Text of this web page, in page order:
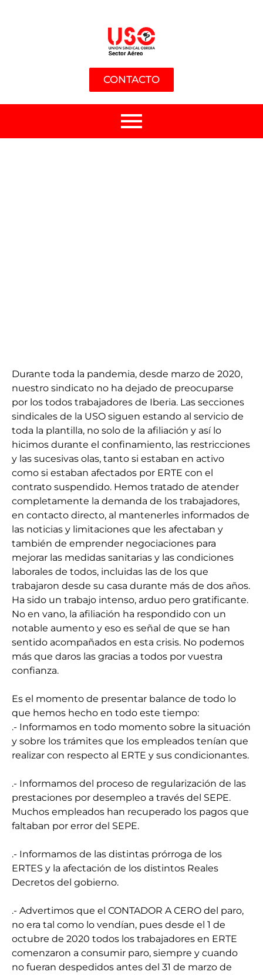
CONTACTO
Durante toda la pandemia, desde marzo de 2020,
nuestro sindicato no ha dejado de preocuparse
por los todos trabajadores de Iberia. Las secciones
sindicales de la USO siguen estando al servicio de
toda la plantilla, no solo de la afiliación y así lo
hicimos durante el confinamiento, las restricciones
y las sucesivas olas, tanto si estaban en activo
como si estaban afectados por ERTE con el
contrato suspendido. Hemos tratado de atender
completamente la demanda de los trabajadores,
en contacto directo, al mantenerles informados de
las noticias y limitaciones que les afectaban y
también de emprender negociaciones para
mejorar las medidas sanitarias y las condiciones
laborales de todos, incluidas las de los que
trabajaron desde su casa durante más de dos años.
Ha sido un trabajo intenso, arduo pero gratificante.
No en vano, la afiliación ha respondido con un
notable aumento y eso es señal de que se han
sentido acompañados en esta crisis. No podemos
más que daros las gracias a todos por vuestra
confianza.
Es el momento de presentar balance de todo lo
que hemos hecho en todo este tiempo:
.- Informamos en todo momento sobre la situación
y sobre los trámites que los empleados tenían que
realizar con respecto al ERTE y sus condicionantes.
.- Informamos del proceso de regularización de las
prestaciones por desempleo a través del SEPE.
Muchos empleados han recuperado los pagos que
faltaban por error del SEPE.
.- Informamos de las distintas prórroga de los
ERTES y la afectación de los distintos Reales
Decretos del gobierno.
.- Advertimos que el CONTADOR A CERO del paro,
no era tal como lo vendían, pues desde el 1 de
octubre de 2020 todos los trabajadores en ERTE
comenzaron a consumir paro, siempre y cuando
no fueran despedidos antes del 31 de marzo de